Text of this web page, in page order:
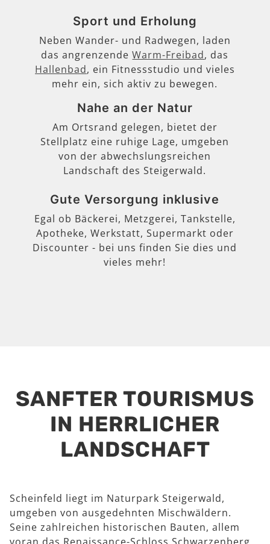
Sport und Erholung
Neben Wander- und Radwegen, laden
das angrenzendeWarm-Freibad, das
Hallenbad, ein Fitnessstudio und vieles
mehr ein, sich aktiv zu bewegen.
Nahe an der Natur
Am Ortsrand gelegen, bietet der
Stellplatz eine ruhige Lage, umgeben
von der abwechslungsreichen
Landschaft des Steigerwald.
Gute Versorgung inklusive
Egal ob Bäckerei, Metzgerei, Tankstelle,
Apotheke, Werkstatt, Supermarkt oder
Discounter - bei uns finden Sie dies und
vieles mehr!
SANFTER TOURISMUS
IN HERRLICHER
LANDSCHAFT
Scheinfeld liegt im Naturpark Steigerwald,
umgeben von ausgedehnten Mischwäldern.
Seine zahlreichen historischen Bauten, allem